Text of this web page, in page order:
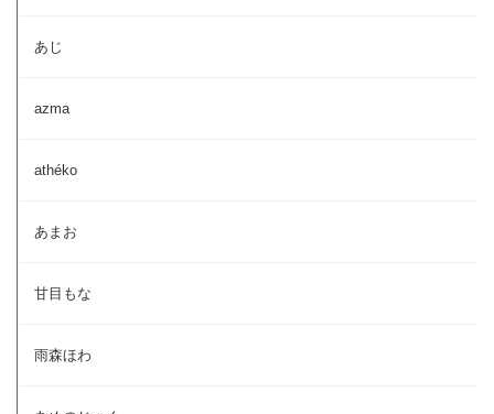
あじ
azma
athéko
あまお
甘目もな
雨森ほわ